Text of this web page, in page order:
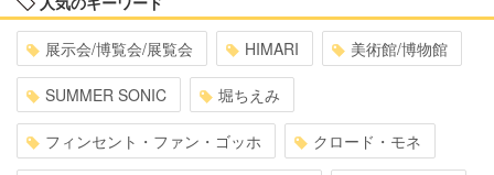
展示会/博覧会/展覧会 HIMARI 美術館/博物館
SUMMER SONIC 堀ちえみ
フィンセント・ファン・ゴッホ クロード・モネ